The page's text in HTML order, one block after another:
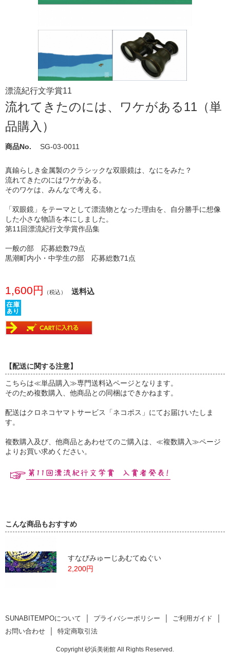
漂流紀行文学賞11
流れてきたのには、ワケがある11（単
品購入）
商品No. SG-03-0011
真鍮らしき金属製のクラシックな双眼鏡は、なにをみた？
流れてきたのにはワケがある。
そのワケは、みんなで考える。
「双眼鏡」をテーマとして漂流物となった理由を、自分勝手に想像
した小さな物語を本にしました。
第11回漂流紀行文学賞作品集
一般の部 応募総数79点
黒潮町内小・中学生の部 応募総数71点
1,600円 （税込） 送料込
【配送に関する注意】
こちらは≪単品購入≫専門送料込ページとなります。
そのため複数購入、他商品との同梱はできかねます。
配送はクロネコヤマトサービス「ネコポス」にてお届けいたしま
す。
複数購入及び、他商品とあわせてのご購入は、≪複数購入≫ページ
よりお買い求めください。
こんな商品もおすすめ
すなびみゅーじあむてぬぐい
2,200円
SUNABITEMPOについて プライバシーポリシー ご利用ガイド
お問い合わせ 特定商取引法
Copyright 砂浜美術館 All Rights Reserved.